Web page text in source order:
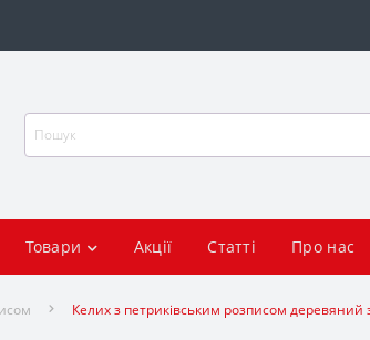
Товари Акції Статті Про нас
Келих з петриківським розписом